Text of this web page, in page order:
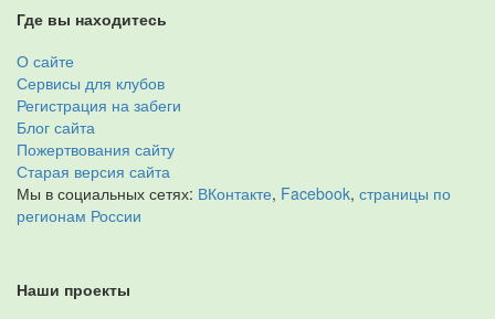
Где вы находитесь
О сайте
Сервисы для клубов
Регистрация на забеги
Блог сайта
Пожертвования сайту
Старая версия сайта
Мы в социальных сетях: ВКонтакте, Facebook, страницы по
регионам России
Наши проекты